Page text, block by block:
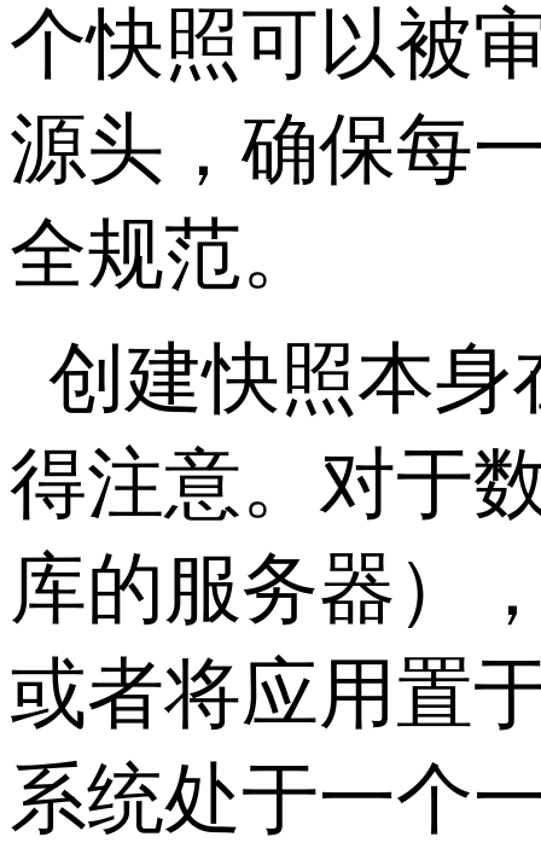
个快照可以被
源头，确保每
全规范。
创建快照本身
得注意。对于
库的服务器）
或者将应用置
系统处于一个